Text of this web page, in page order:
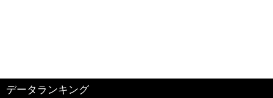
データランキング